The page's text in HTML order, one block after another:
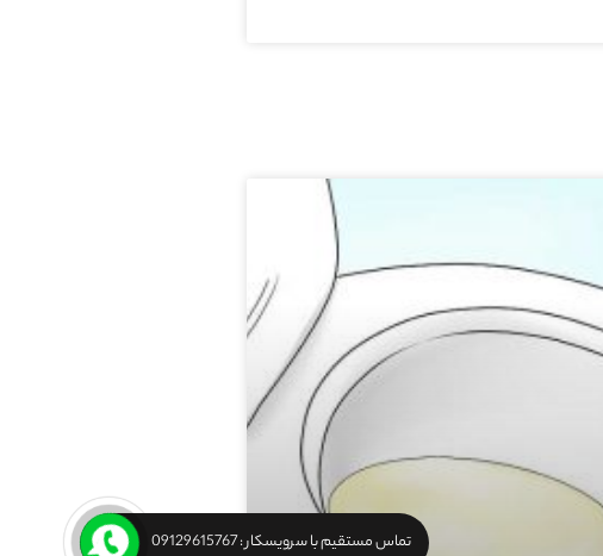
تماس مستقیم با سرویسکار : 09129615767